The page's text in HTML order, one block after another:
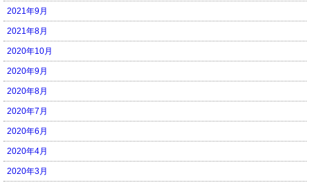
2021年9月
2021年8月
2020年10月
2020年9月
2020年8月
2020年7月
2020年6月
2020年4月
2020年3月